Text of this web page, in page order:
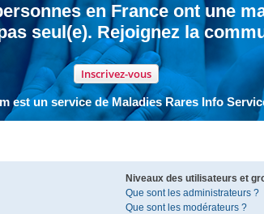
en France ont une
seul(e). Rejoignez la
Inscrivez-vous
est un service de Maladies Rares Info
Niveaux des utilisateurs et
Que sont les administrateurs ?
Que sont les modérateurs ?